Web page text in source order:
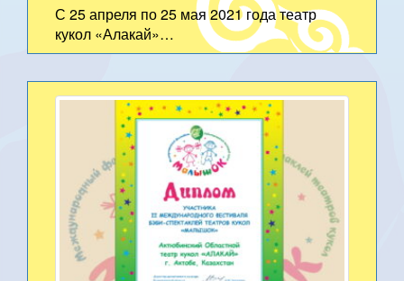
С 25 апреля по 25 мая 2021 года театр
кукол «Алакай»…